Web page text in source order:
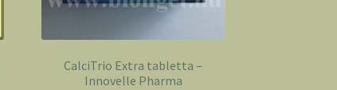
CalciTrio Extra tabletta –
Innovelle Pharma